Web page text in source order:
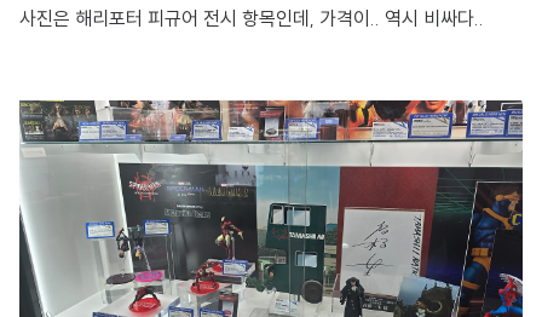
사진은 해리포터 피규어 전시 항목인데, 가격이.. 역시 비싸다..